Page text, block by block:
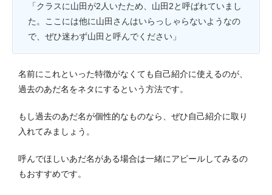
「クラスに山田が2人いたため、山田2と呼ばれていまし
た。ここには他に山田さんはいらっしゃらないようなの
で、ぜひ迷わず山田と呼んでください」
名前にこれといった特徴がなくても自己紹介に使えるのが、
過去のあだ名をネタにするという方法です。
もし過去のあだ名が個性的なものなら、ぜひ自己紹介に取り
入れてみましょう。
呼んでほしいあだ名がある場合は一緒にアピールしてみるの
もおすすめです。